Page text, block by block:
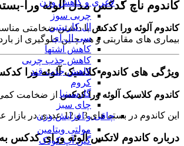
لاغری و کاهش وزن
چربی سوز
ال کارنیتین
سی ال ای
کاهش اشتها
کاهش جذب چربی
کاهش جذب قند
کروم
گارسینیا
چای سبز
چاقی و افزایش وزن
مولتی ویتامین
گین آپ کودک
کاندوم ناچ کدکس مدل آلوئه ورا-بسته 12
کاندوم آلوئه ورا کدکسبا داشتن ضخامتی
بیماری های مقاربتی و هم چنین جلوگیری از
ویژگی های کاندوم کلاسیک آلوئه ورا
کاندوم کلاسیک آلوئه ورا کدکس از ضخامت کمی
این کاندوم در بسته های 3 و 12 عددی در بازار عرضه می گردد.
درباره کاندوم لاتکس آلوئه ورای کدکس